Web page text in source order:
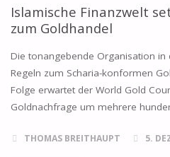
GESTEHT
GOLD-
MANIPULATION"
Islamische Finanzwelt
zum Goldhandel
Die tonangebende Organisation in
Regeln zum Scharia-konformen
Folge erwartet der World Gold
Goldnachfrage um mehrere
THOMAS BREITHAUPT 5.